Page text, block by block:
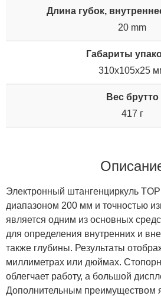
Длина губок,
20 mm
Габариты
310x105x25
Вес брутто
417 г
Электронный штангенциркуль
диапазоном 200 мм и точностью
является одним из основных
для определения внутренних и
также глубины. Результаты
миллиметрах или дюймах.
облегчает работу, а большой
Дополнительным преимуществом